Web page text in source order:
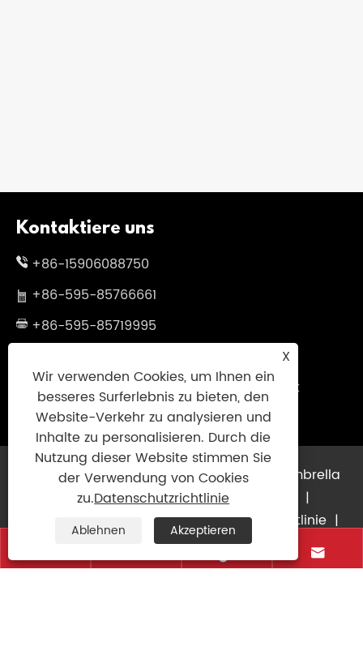
Kontaktiere uns
+86-15906088750
+86-595-85766661
+86-595-85719995
Industriezone Yaoqian, Stadt Anhai, Stadt
Jinjiang, Fujian. China
Urheberrecht © 2021 Jinjiang Fengyuan Umbrella
Co., Ltd. Alle Rechte vorbehalten
|
| RSS XML|Datenschutzrichtlinie |

X
Wir verwenden Cookies, um Ihnen ein
besseres Surferlebnis zu bieten, den
Website-Verkehr zu analysieren und
Inhalte zu personalisieren. Durch die
Nutzung dieser Website stimmen Sie
der Verwendung von Cookies
zu.Datenschutzrichtlinie
Ablehnen Akzeptieren